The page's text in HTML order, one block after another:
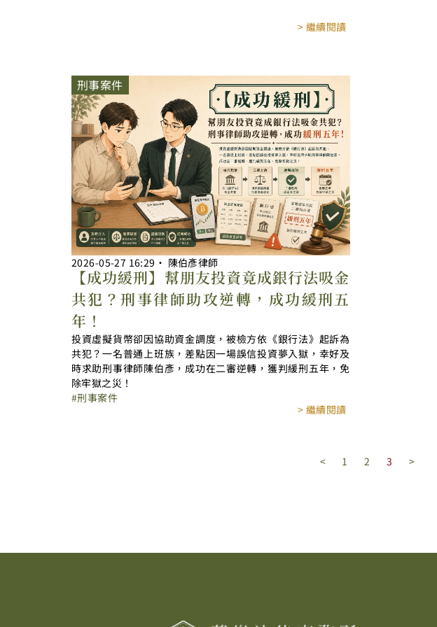
> 繼續閱讀
刑事案件
2026-05-27 16:29 ‧ 陳伯彥律師
【成功緩刑】幫朋友投資竟成銀行法吸金
共犯？刑事律師助攻逆轉，成功緩刑五
年！
投資虛擬貨幣卻因協助資金調度，被檢方依《銀行法》起訴為
共犯？一名普通上班族，差點因一場誤信投資夢入獄，幸好及
時求助刑事律師陳伯彥，成功在二審逆轉，獲判緩刑五年，免
除牢獄之災！
刑事案件
> 繼續閱讀
< 1 2 3 >